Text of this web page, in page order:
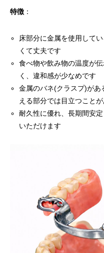
特徴 ：
床部分に金属を使用して
くて丈夫です
食べ物や飲み物の温度が
く、違和感が少なめです
金属のバネ(クラスプ)があ
える部分では目立つこと
耐久性に優れ、長期間安
いただけます